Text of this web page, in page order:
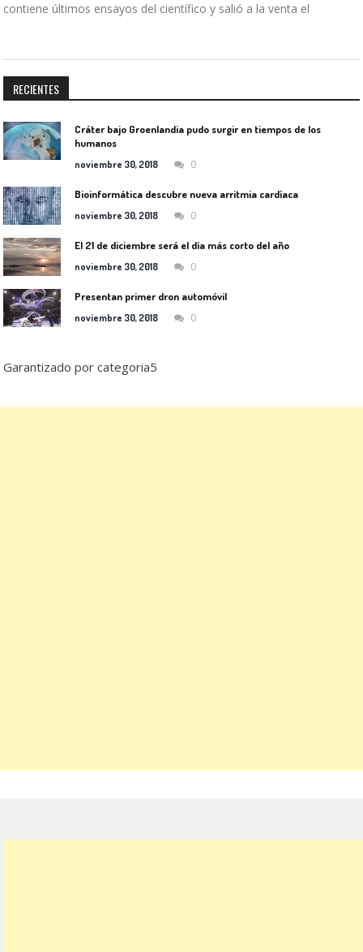
contiene últimos ensayos del científico y salió a la venta el
RECIENTES
Cráter bajo Groenlandia pudo surgir en tiempos de los
humanos
noviembre 30, 2018 0
Bioinformática descubre nueva arritmia cardíaca
noviembre 30, 2018 0
El 21 de diciembre será el día más corto del año
noviembre 30, 2018 0
Presentan primer dron automóvil
noviembre 30, 2018 0
Garantizado por categoria5